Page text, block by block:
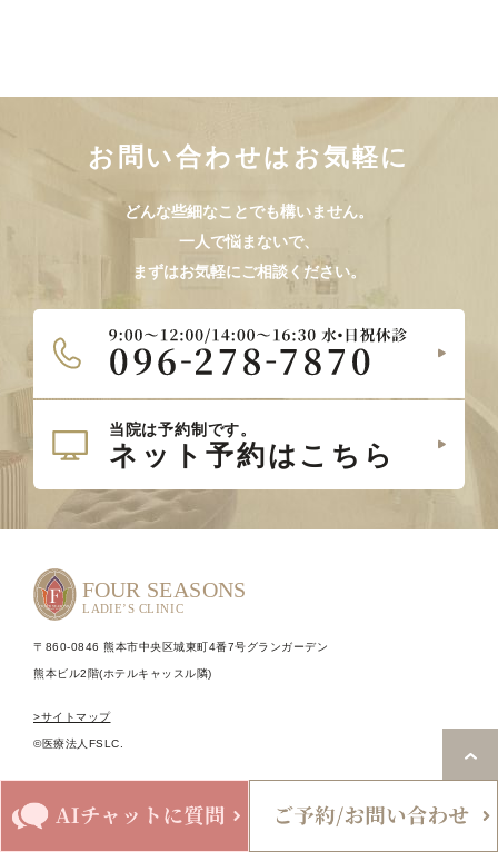
お問い合わせはお気軽に
どんな些細なことでも構いません。
一人で悩まないで、
まずはお気軽にご相談ください。
〒860-0846 熊本市中央区城東町4番7号グランガーデン
熊本ビル2階(ホテルキャッスル隣)
>サイトマップ
©医療法人FSLC.